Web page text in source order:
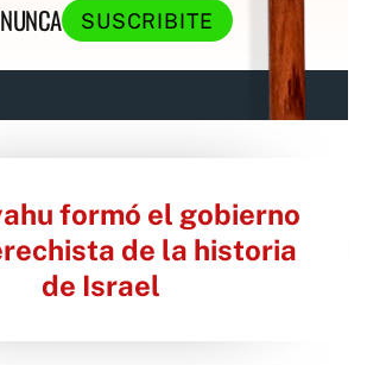
SUSCRIBITE
formó el gobierno
de la historia
de Israel